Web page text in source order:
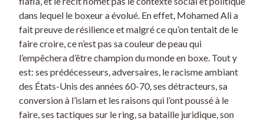
dans lequel le boxeur a évolué. En effet, Mohamed Ali a
fait preuve de résilience et malgré ce qu’on tentait de le
faire croire, ce n’est pas sa couleur de peau qui
l’empêchera d’être champion du monde en boxe. Tout y
est: ses prédécesseurs, adversaires, le racisme ambiant
des États-Unis des années 60-70, ses détracteurs, sa
conversion à l’islam et les raisons qui l’ont poussé à le
faire, ses tactiques sur le ring, sa bataille juridique, son